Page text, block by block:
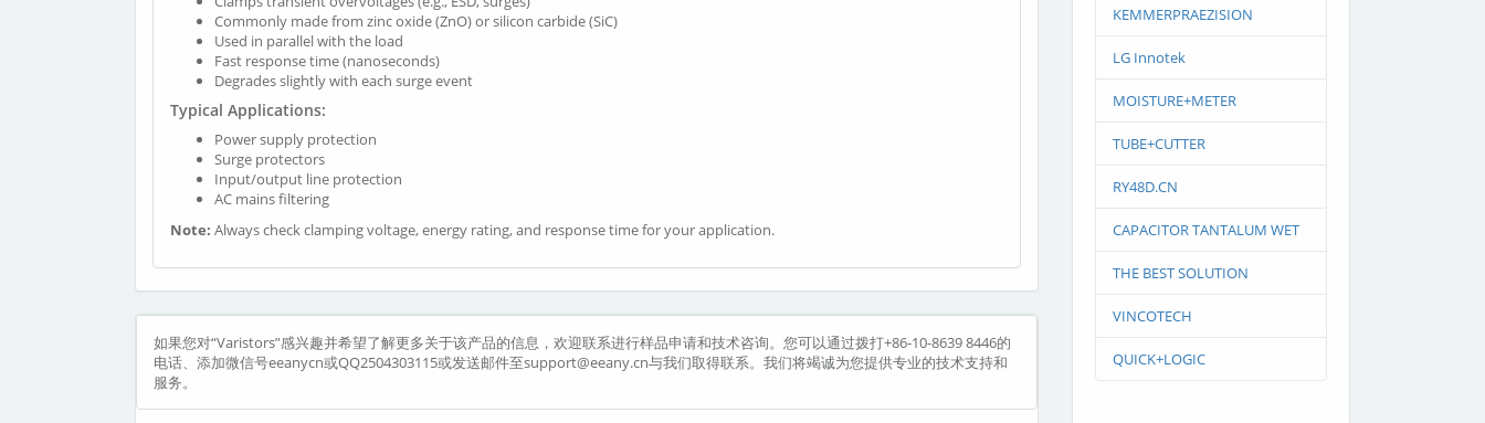
Commonly made from zinc oxide (ZnO) or silicon carbide (SiC)
Used in parallel with the load
Fast response time (nanoseconds)
Degrades slightly with each surge event
Typical Applications:
Power supply protection
Surge protectors
Input/output line protection
AC mains filtering
Note: Always check clamping voltage, energy rating, and response time for your application.
如果您对“Varistors”感兴趣并希望了解更多关于该产品的信息，欢迎联系进行样品申请和技术咨询。您可以通过拨打+86-10-8639 8446的
电话、添加微信号eeanycn或QQ2504303115或发送邮件至support@eeany.cn与我们取得联系。我们将竭诚为您提供专业的技术支持和
服务。
KEMMERPRAEZISION
LG Innotek
MOISTURE+METER
TUBE+CUTTER
RY48D.CN
CAPACITOR TANTALUM WET
THE BEST SOLUTION
VINCOTECH
QUICK+LOGIC